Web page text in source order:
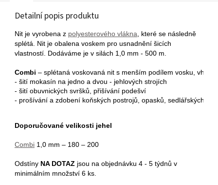
Detailní popis produktu
Nit je vyrobena z polyesterového vlákna , které se následně
splétá. Nit je obalena voskem pro usnadnění šicích
vlastností. Dodáváme je v silách 1,0 mm - 500 m.
Combi – splétaná voskovaná nit s menším podílem vosku,
- šití mokasín na jedno a dvou - jehlových strojích
- šití obuvnických svršků, přišívání podešví
- prošívání a zdobení koňských postrojů, opasků, sedlářských
Doporučované velikosti jehel
Combi 1,0 mm – 180 – 200
Odstíny NA DOTAZ jsou na objednávku 4 - 5 týdnů v
minimálním množství 6 ks.